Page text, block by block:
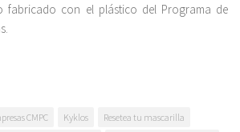
fabricado con el plástico del Programa de
CMPC Kyklos
Resetea tu mascarilla